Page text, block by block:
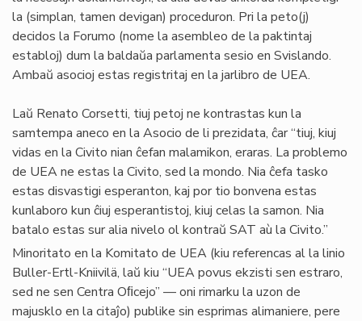
la (simplan, tamen devigan) proceduron. Pri la peto(j)
decidos la Forumo (nome la asembleo de la paktintaj
establoj) dum la baldaŭa parlamenta sesio en Svislando.
Ambaŭ asocioj estas registritaj en la jarlibro de UEA.
Laŭ Renato Corsetti, tiuj petoj ne kontrastas kun la
samtempa aneco en la Asocio de li prezidata, ĉar “tiuj, kiuj
vidas en la Civito nian ĉefan malamikon, eraras. La problemo
de UEA ne estas la Civito, sed la mondo. Nia ĉefa tasko
estas disvastigi esperanton, kaj por tio bonvena estas
kunlaboro kun ĉiuj esperantistoj, kiuj celas la samon. Nia
batalo estas sur alia nivelo ol kontraŭ SAT aù la Civito.”
Minoritato en la Komitato de UEA (kiu referencas al la linio
Buller-Ertl-Kniivilä, laŭ kiu “UEA povus ekzisti sen estraro,
sed ne sen Centra Oﬁcejo” — oni rimarku la uzon de
majusklo en la citaĵo) publike sin esprimas alimaniere, pere